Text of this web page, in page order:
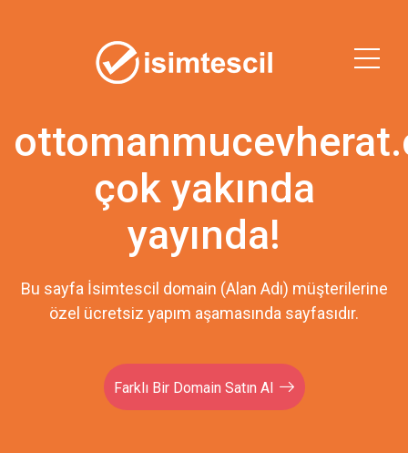
çok yakında
yayında!
Bu sayfa İsimtescil domain (Alan Adı) müşterilerine
özel ücretsiz yapım aşamasında sayfasıdır.
Farklı Bir Domain Satın Al